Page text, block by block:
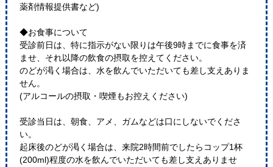
薬剤情報提供書など)
◆お食事について
受診前日は、特に指示がない限りは午後9時までに食事を済
ませ、それ以降の飲食の摂取を控えてください。
のどが渇く場合は、水を飲んでいただいても差し支えありま
せん。
(アルコールの摂取・喫煙もお控えください)
受診当日は、朝食、アメ、ガムなどは口にしないでくださ
い。
起床後のどが渇く場合は、来院2時間前でしたらコップ1杯
(200ml)程度の水を飲んでいただいても差し支えありませ